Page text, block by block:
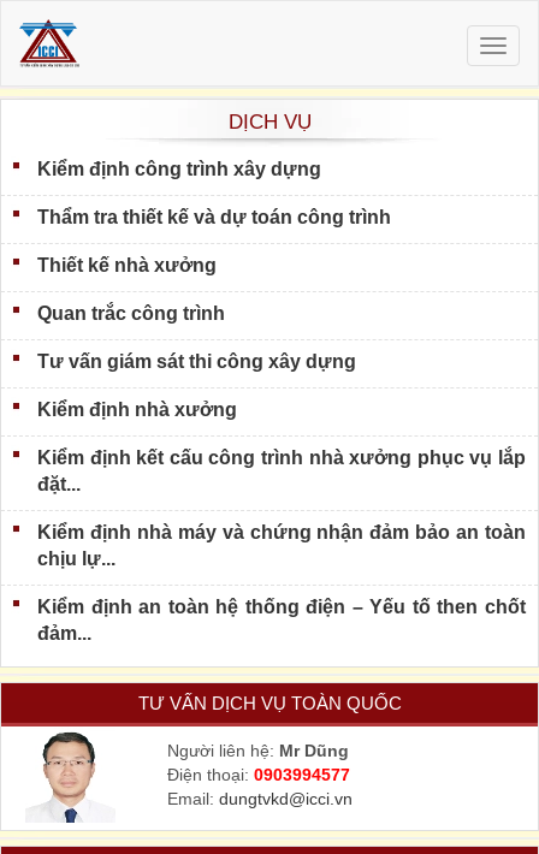
DỊCH VỤ
Kiểm định công trình xây dựng
Thẩm tra thiết kế và dự toán công trình
Thiết kế nhà xưởng
Quan trắc công trình
Tư vấn giám sát thi công xây dựng
Kiểm định nhà xưởng
Kiểm định kết cấu công trình nhà xưởng phục vụ lắp
đặt...
Kiểm định nhà máy và chứng nhận đảm bảo an toàn
chịu lự...
Kiểm định an toàn hệ thống điện – Yếu tố then chốt
đảm...
TƯ VẤN DỊCH VỤ TOÀN QUỐC
Người liên hệ: Mr Dũng
Điện thoại: 0903994577
Email: dungtvkd@icci.vn